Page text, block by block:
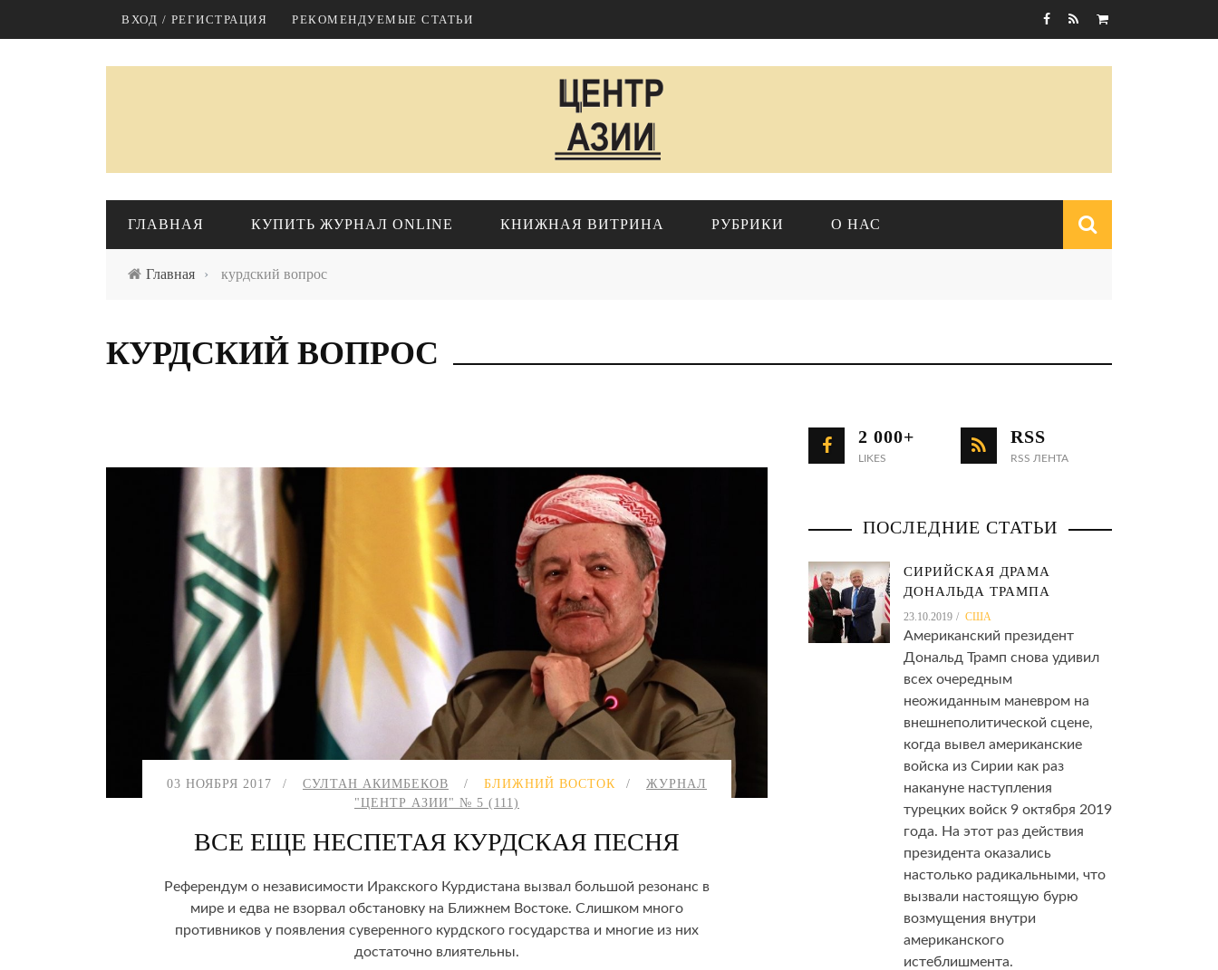
ВХОД / РЕГИСТРАЦИЯ РЕКОМЕНДУЕМЫЕ СТАТЬИ
ГЛАВНАЯ КУПИТЬ ЖУРНАЛ ONLINE КНИЖНАЯ ВИТРИНА РУБРИКИ
Экономика Геополитика
Европа
Ближний восток
Исследования Конференции
сотрудников
О НАС
Главная › курдский вопрос
КУРДСКИЙ ВОПРОС
03 НОЯБРЯ 2017 СУЛТАН АКИМБЕКОВ БЛИЖНИЙ ВОСТОК
ЖУРНАЛ
"ЦЕНТР АЗИИ" № 5 (111)
ВСЕ ЕЩЕ НЕСПЕТАЯ КУРДСКАЯ ПЕСНЯ
Референдум о независимости Иракского Курдистана вызвал большой резонанс в
мире и едва не взорвал обстановку на Ближнем Востоке. Слишком много
противников у появления суверенного курдского государства и многие из них
достаточно влиятельны.
2 000+
LIKES
RSS
RSS ЛЕНТА
ПОСЛЕДНИЕ СТАТЬИ
СИРИЙСКАЯ ДРАМА
ДОНАЛЬДА ТРАМПА
23.10.2019 США
Американский президент
Дональд Трамп снова удивил
всех очередным
неожиданным маневром на
внешнеполитической сцене,
когда вывел американские
войска из Сирии как раз
накануне наступления
турецких войск 9 октября 2019
года. На этот раз действия
президента оказались
настолько радикальными, что
вызвали настоящую бурю
возмущения внутри
американского
истеблишмента.